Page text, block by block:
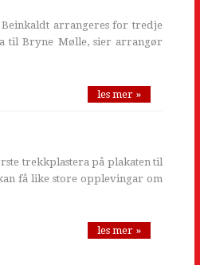
arrangeres for tredje
til Bryne Mølle, sier arrangør
les mer »
trekkplastera på plakaten til
få like store opplevingar om
les mer »